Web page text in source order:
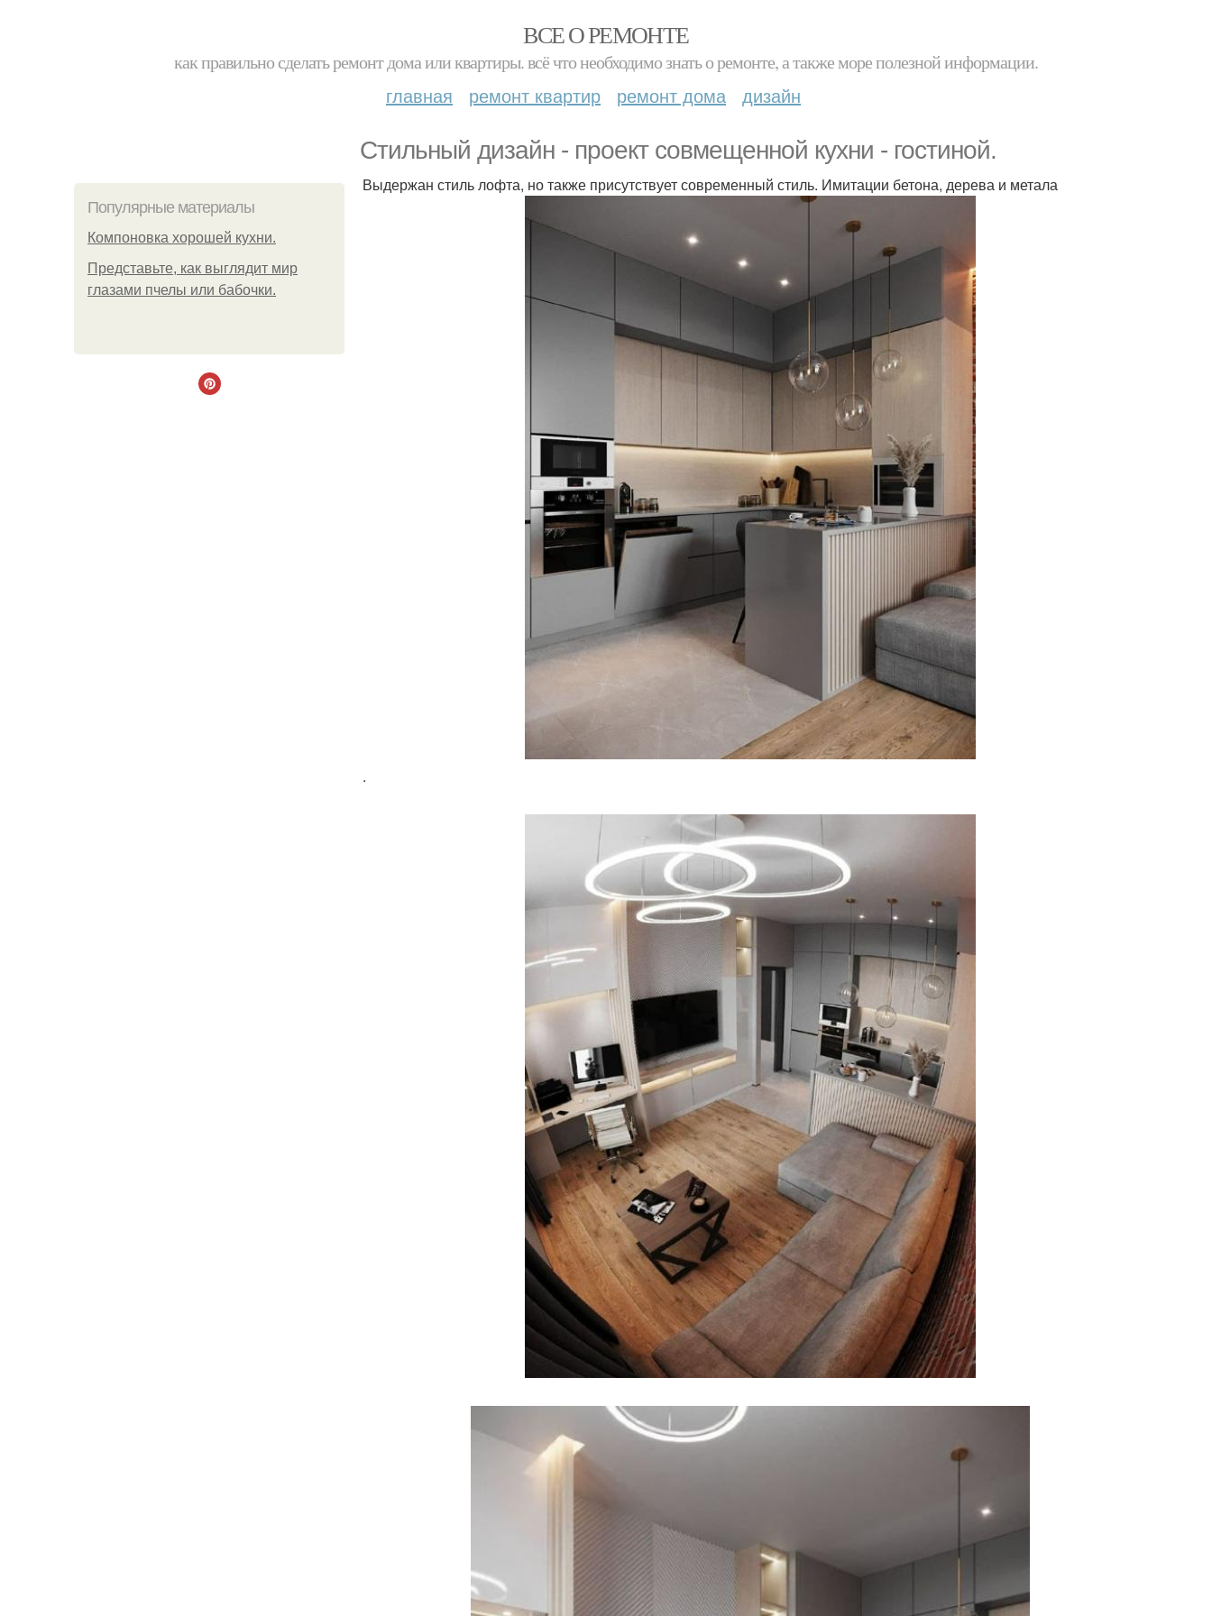
ВСЕ О РЕМОНТЕ
как правильно сделать ремонт дома или квартиры. всё что необходимо знать о ремонте, а также море полезной информации.
главная ремонт квартир ремонт дома дизайн
Стильный дизайн - проект совмещенной кухни - гостиной.
Популярные материалы
Компоновка хорошей кухни.
Представьте, как выглядит мир
глазами пчелы или бабочки.
Выдержан стиль лофта, но также присутствует современный стиль. Имитации бетона, дерева и метала
.